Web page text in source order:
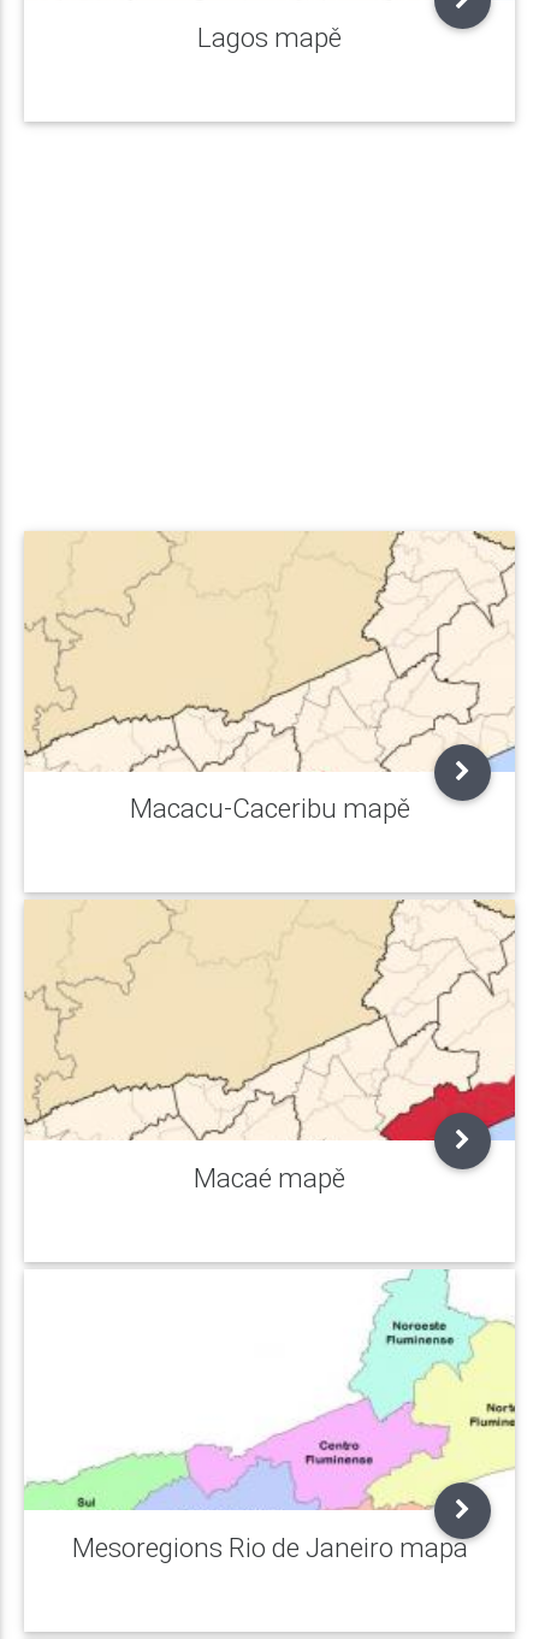
Lagos mapě
Macacu-Caceribu mapě
Macaé mapě
Mesoregions Rio de Janeiro mapa